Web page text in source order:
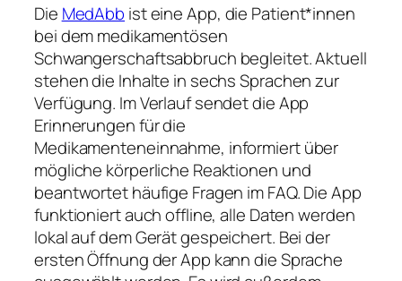
Die MedAbb ist eine App, die Patient*innen
bei dem medikamentösen
Schwangerschaftsabbruch begleitet. Aktuell
stehen die Inhalte in sechs Sprachen zur
Verfügung. Im Verlauf sendet die App
Erinnerungen für die
Medikamenteneinnahme, informiert über
mögliche körperliche Reaktionen und
beantwortet häufige Fragen im FAQ. Die App
funktioniert auch offline, alle Daten werden
lokal auf dem Gerät gespeichert. Bei der
ersten Öffnung der App kann die Sprache